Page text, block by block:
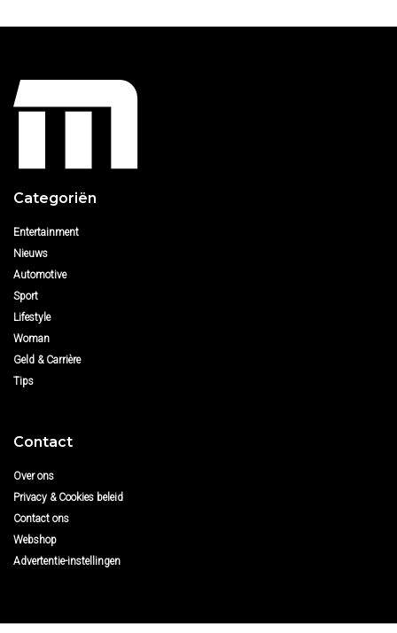
Categoriën
Entertainment
Nieuws
Automotive
Sport
Lifestyle
Woman
Geld & Carrière
Tips
Contact
Over ons
Privacy & Cookies beleid
Contact ons
Webshop
Advertentie-instellingen